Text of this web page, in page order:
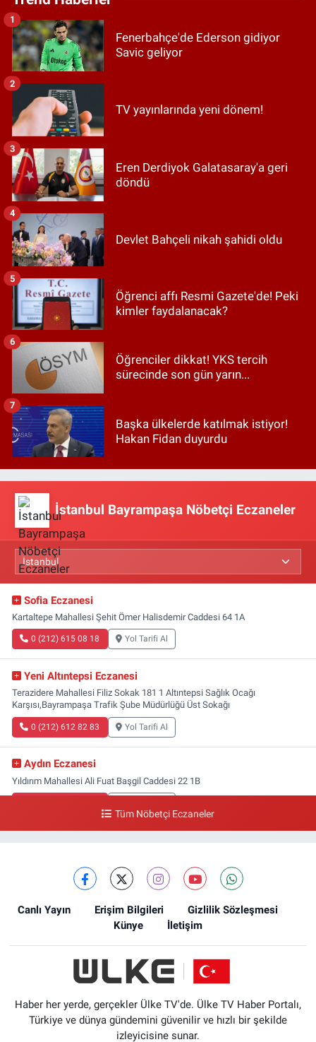
Fenerbahçe'de Ederson gidiyor
Savic geliyor
1
TV yayınlarında yeni dönem!
2
Eren Derdiyok Galatasaray'a geri
döndü
3
Devlet Bahçeli nikah şahidi oldu
4
Öğrenci affı Resmi Gazete'de! Peki
kimler faydalanacak?
5
Öğrenciler dikkat! YKS tercih
sürecinde son gün yarın...
6
Başka ülkelerde katılmak istiyor!
Hakan Fidan duyurdu
7
İstanbul Bayrampaşa Nöbetçi Eczaneler
Sofia Eczanesi
Kartaltepe Mahallesi Şehit Ömer Halisdemir Caddesi 64 1A
0 (212) 615 08 18 Yol Tarifi Al
Yeni Altıntepsi Eczanesi
Terazidere Mahallesi Filiz Sokak 181 1 Altıntepsi Sağlık Ocağı
Karşısı,Bayrampaşa Trafik Şube Müdürlüğü Üst Sokağı
0 (212) 612 82 83 Yol Tarifi Al
Aydın Eczanesi
Yıldırım Mahallesi Ali Fuat Başgil Caddesi 22 1B
Tüm Nöbetçi Eczaneler
Canlı Yayın Erişim Bilgileri
Gizlilik Sözleşmesi
Künye
İletişim
Haber her yerde, gerçekler Ülke TV'de. Ülke TV Haber Portalı,
Türkiye ve dünya gündemini güvenilir ve hızlı bir şekilde
izleyicisine sunar.